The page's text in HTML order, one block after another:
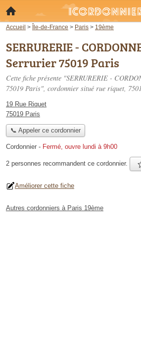
Accueil > Île-de-France > Paris > 19ème
SERRURERIE -
Serrurier 75019 Paris
Cette fiche présente "SERRURERIE -
75019 Paris", cordonnier situé rue riquet,
19 Rue Riquet
75019 Paris
📞 Appeler ce cordonnier
Cordonnier - Fermé, ouvre lundi à 9h00
2 personnes recommandent ce cordonnier.
Améliorer cette fiche
Autres cordonniers à Paris 19ème